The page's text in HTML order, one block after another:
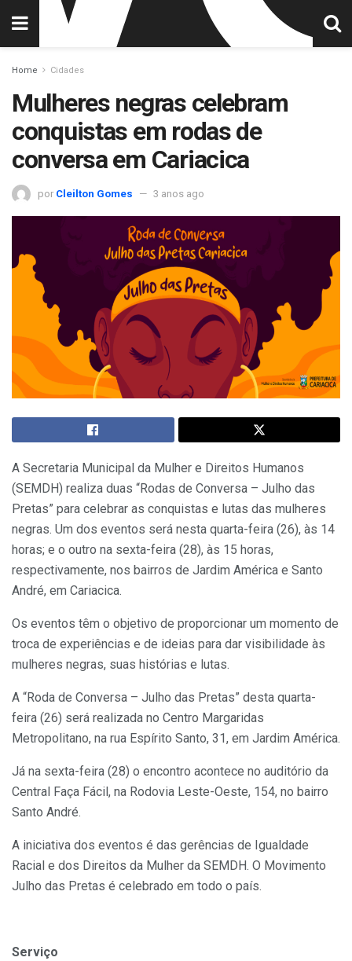
Home Cidades
Mulheres negras celebram
conquistas em rodas de
conversa em Cariacica
por Cleilton Gomes 3 anos ago
A Secretaria Municipal da Mulher e Direitos Humanos
(SEMDH) realiza duas “Rodas de Conversa – Julho das
Pretas” para celebrar as conquistas e lutas das mulheres
negras. Um dos eventos será nesta quarta-feira (26), às 14
horas; e o outro na sexta-feira (28), às 15 horas,
respectivamente, nos bairros de Jardim América e Santo
André, em Cariacica.
Os eventos têm o objetivo de proporcionar um momento de
troca de experiências e de ideias para dar visibilidade às
mulheres negras, suas histórias e lutas.
A “Roda de Conversa – Julho das Pretas” desta quarta-
feira (26) será realizada no Centro Margaridas
Metropolitano, na rua Espírito Santo, 31, em Jardim América.
Já na sexta-feira (28) o encontro acontece no auditório da
Central Faça Fácil, na Rodovia Leste-Oeste, 154, no bairro
Santo André.
A iniciativa dos eventos é das gerências de Igualdade
Racial e dos Direitos da Mulher da SEMDH. O Movimento
Julho das Pretas é celebrado em todo o país.
Serviço